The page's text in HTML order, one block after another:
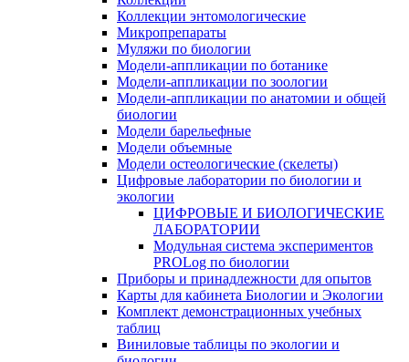
Коллекции энтомологические
Микропрепараты
Муляжи по биологии
Модели-аппликации по ботанике
Модели-аппликации по зоологии
Модели-аппликации по анатомии и общей
биологии
Модели барельефные
Модели объемные
Модели остеологические (скелеты)
Цифровые лаборатории по биологии и
экологии
ЦИФРОВЫЕ И БИОЛОГИЧЕСКИЕ
ЛАБОРАТОРИИ
Модульная система экспериментов
PROLog по биологии
Приборы и принадлежности для опытов
Карты для кабинета Биологии и Экологии
Комплект демонстрационных учебных
таблиц
Виниловые таблицы по экологии и